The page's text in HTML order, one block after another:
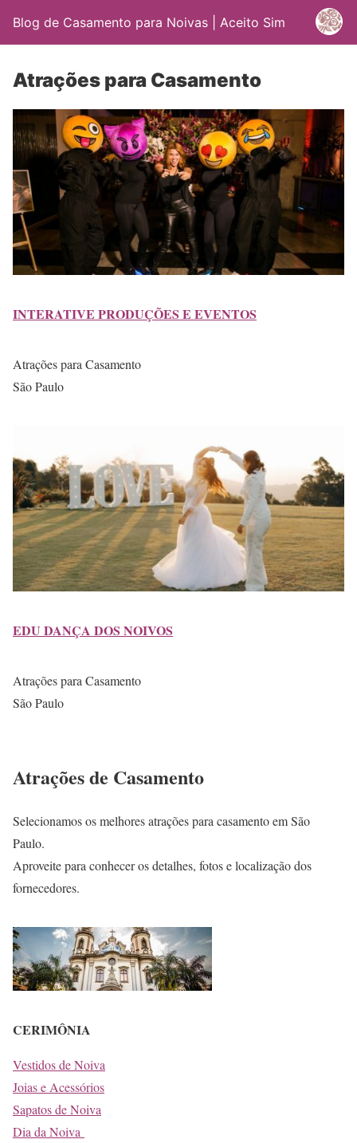
Blog de Casamento para Noivas | Aceito Sim
Atrações para Casamento
INTERATIVE PRODUÇÕES E EVENTOS
Atrações para Casamento
São Paulo
EDU DANÇA DOS NOIVOS
Atrações para Casamento
São Paulo
Atrações de Casamento
Selecionamos os melhores atrações para casamento em São
Paulo.
Aproveite para conhecer os detalhes, fotos e localização dos
fornecedores.
CERIMÔNIA
Vestidos de Noiva
Joias e Acessórios
Sapatos de Noiva
Dia da Noiva